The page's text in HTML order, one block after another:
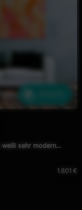
sehr modern
1.801 €